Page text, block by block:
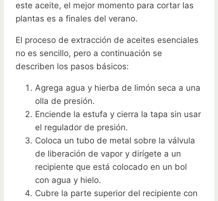
este aceite, el mejor momento para cortar las
plantas es a finales del verano.
El proceso de extracción de aceites esenciales
no es sencillo, pero a continuación se
describen los pasos básicos:
Agrega agua y hierba de limón seca a una
olla de presión.
Enciende la estufa y cierra la tapa sin usar
el regulador de presión.
Coloca un tubo de metal sobre la válvula
de liberación de vapor y dirígete a un
recipiente que está colocado en un bol
con agua y hielo.
Cubre la parte superior del recipiente con